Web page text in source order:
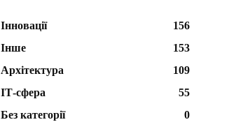
Інновації
156
Інше
153
Архітектура
109
ІТ-сфера
55
Без категорії
0